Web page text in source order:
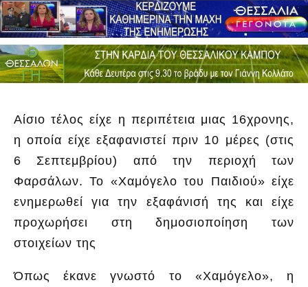
Αίσιο τέλος είχε η περιπέτεια μιας 16χρονης,
η οποία είχε εξαφανιστεί πριν 10 μέρες (στις
6 Σεπτεμβρίου) από την περιοχή των
Φαρσάλων. Το «Χαμόγελο του Παιδιού» είχε
ενημερωθεί για την εξαφάνισή της και είχε
προχωρήσει στη δημοσιοποίηση των
στοιχείων της
Όπως έκανε γνωστό το «Χαμόγελο», η